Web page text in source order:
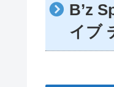
B’z
イブ